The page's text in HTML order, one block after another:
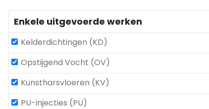
Enkele uitgevoerde werken
Kelderdichtingen (KD)
Opstijgend Vocht (OV)
Kunstharsvloeren (KV)
PU-injecties (PU)